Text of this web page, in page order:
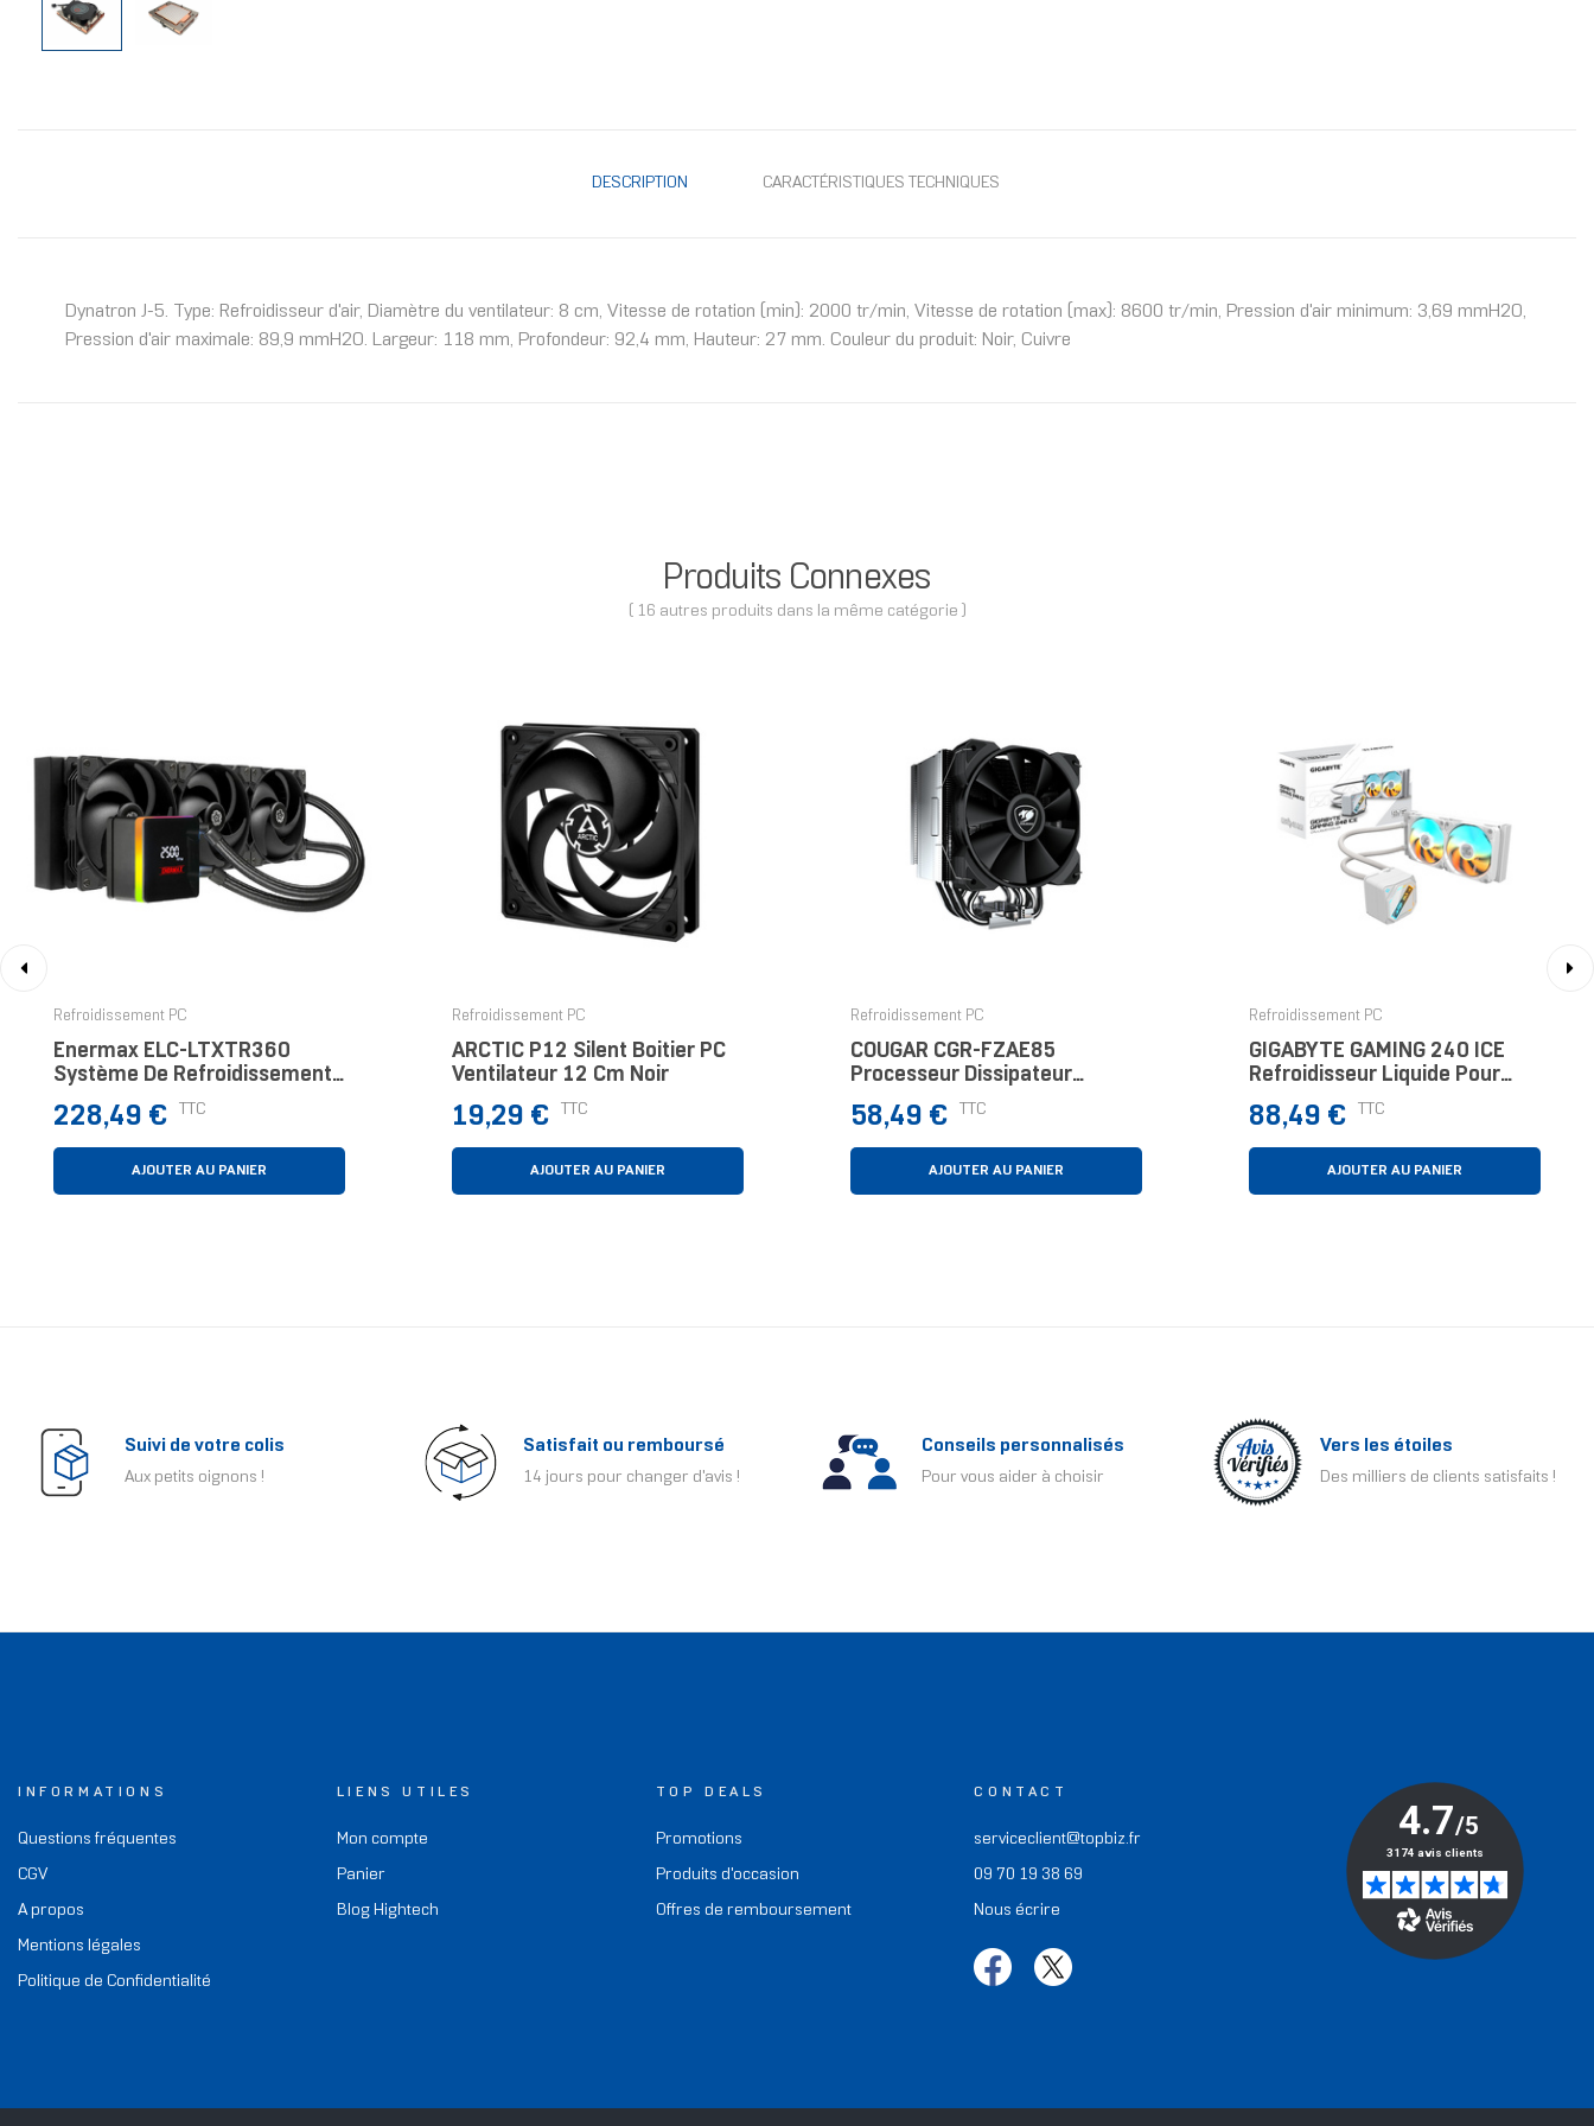
DESCRIPTION CARACTÉRISTIQUES TECHNIQUES
Dynatron J-5. Type: Refroidisseur d'air, Diamètre du ventilateur: 8 cm, Vitesse de rotation (min): 2000 tr/min, Vitesse de rotation (max): 8600 tr/min, Pression d'air minimum: 3,69 mmH2O,
Pression d'air maximale: 89,9 mmH2O. Largeur: 118 mm, Profondeur: 92,4 mm, Hauteur: 27 mm. Couleur du produit: Noir, Cuivre
Produits Connexes
( 16 autres produits dans la même catégorie )
Refroidissement PC
Enermax ELC-LTXTR360
Système De Refroidissement
D’ordinateur Processeur Kit
Watercooling 12 Cm
Prix
228,49 € TTC
AJOUTER AU PANIER
Refroidissement PC
ARCTIC P12 Silent Boitier PC
Ventilateur 12 Cm Noir
Prix
19,29 € TTC
AJOUTER AU PANIER
Refroidissement PC
COUGAR CGR-FZAE85
Processeur Dissipateur
Thermique/Radiateur 12 Cm
Noir 1 Pièce(s)
Prix
58,49 € TTC
AJOUTER AU PANIER
Refroidissement PC
GIGABYTE GAMING 240 ICE
Refroidisseur Liquide Pour
CPU - 2x120mm Ventilateurs
ARGB, Mécanisme
D’emboîtement Coulissant,
DAISY-CH
Prix
88,49 € TTC
AJOUTER AU PANIER
Suivi de votre colis
Aux petits oignons !
Satisfait ou remboursé
14 jours pour changer d'avis !
Conseils personnalisés
Pour vous aider à choisir
Vers les étoiles
Des milliers de clients satisfaits !
INFORMATIONS
Questions fréquentes
CGV
A propos
Mentions légales
Politique de Confidentialité
LIENS UTILES
Mon compte
Panier
Blog Hightech
TOP DEALS
Promotions
Produits d'occasion
Offres de remboursement
CONTACT
serviceclient@topbiz.fr
09 70 19 38 69
Nous écrire